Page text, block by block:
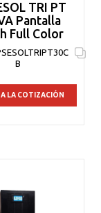
TRI PT
Pantalla
Full Color
B
LA COTIZACIÓN